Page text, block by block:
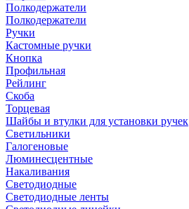
Полкодержатели
Полкодержатели
Ручки
Кастомные ручки
Кнопка
Профильная
Рейлинг
Скоба
Торцевая
Шайбы и втулки для установки ручек
Светильники
Галогеновые
Люминесцентные
Накаливания
Светодиодные
Светодиодные ленты